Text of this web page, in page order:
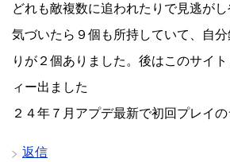
どれも敵複数に追われたりで見逃が
気づいたら９個も所持していて、自
りが２個ありました。後はこのサイ
ィー出ました
２４年７月アプデ最新で初回プレイ
返信